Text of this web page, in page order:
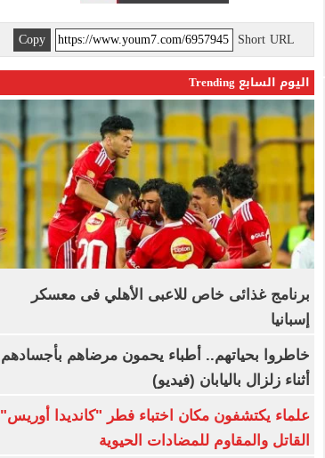
Short URL
Copy
اليوم السابع Trending
برنامج غذائى خاص للاعبى الأهلي فى معسكر
إسبانيا
خاطروا بحياتهم.. أطباء يحمون مرضاهم بأجسادهم
أثناء زلزال باليابان (فيديو)
علماء يكتشفون مكان اختباء فطر "كانديدا أوريس"
القاتل والمقاوم للمضادات الحيوية